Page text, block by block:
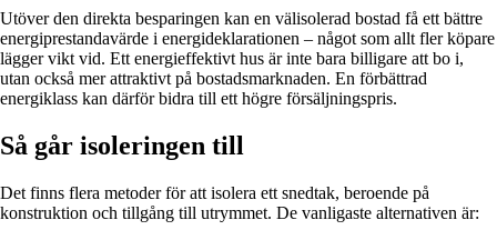
Utöver den direkta besparingen kan en välisolerad bostad få ett bättre
energiprestandavärde i energideklarationen – något som allt fler köpare
lägger vikt vid. Ett energieffektivt hus är inte bara billigare att bo i,
utan också mer attraktivt på bostadsmarknaden. En förbättrad
energiklass kan därför bidra till ett högre försäljningspris.
Så går isoleringen till
Det finns flera metoder för att isolera ett snedtak, beroende på
konstruktion och tillgång till utrymmet. De vanligaste alternativen är: